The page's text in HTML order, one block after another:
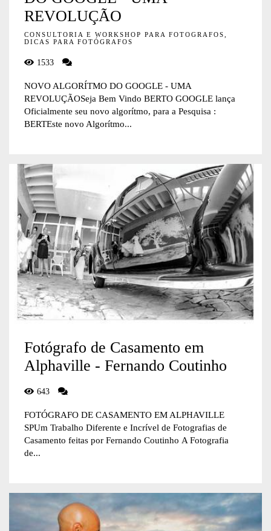
REVOLUÇÃO
CONSULTORIA E WORKSHOP PARA FOTOGRAFOS,
DICAS PARA FOTÓGRAFOS
1533
NOVO ALGORÍTMO DO GOOGLE - UMA
REVOLUÇÃOSeja Bem Vindo BERTO GOOGLE lança
Oficialmente seu novo algorítmo, para a Pesquisa :
BERTEste novo Algorítmo...
Fotógrafo de Casamento em
Alphaville - Fernando Coutinho
643
FOTÓGRAFO DE CASAMENTO EM ALPHAVILLE
SPUm Trabalho Diferente e Incrível de Fotografias de
Casamento feitas por Fernando Coutinho A Fotografia
de...